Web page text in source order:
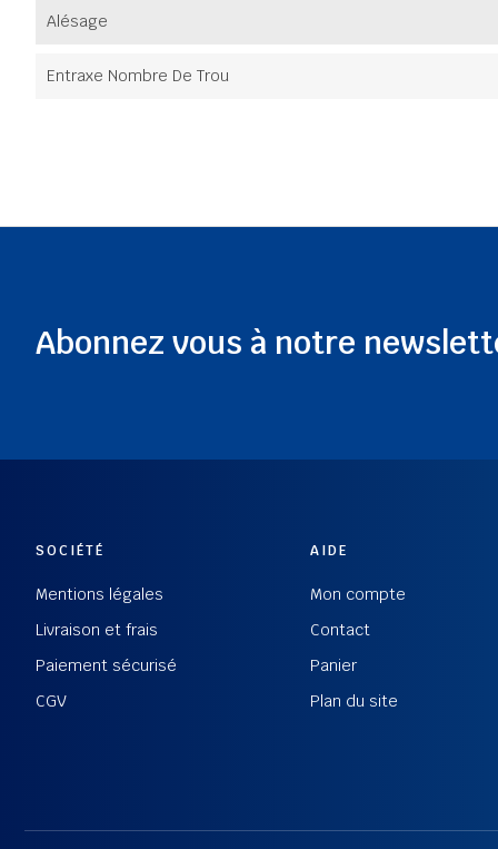
Alésage
Entraxe Nombre De Trou
Abonnez vous à notre
SOCIÉTÉ
Mentions légales
Livraison et frais
Paiement sécurisé
CGV
AIDE
Mon compte
Contact
Panier
Plan du site